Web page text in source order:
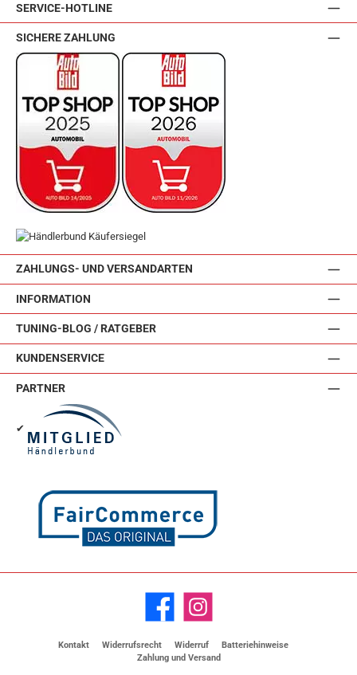
SERVICE-HOTLINE
ZAHLUNGS- UND VERSANDARTEN
INFORMATION
TUNING-BLOG / RATGEBER
KUNDENSERVICE
SICHERE ZAHLUNG
PARTNER
✔
Facebook Instagram
Kontakt Widerrufsrecht Widerruf
Batteriehinweise
Zahlung und Versand